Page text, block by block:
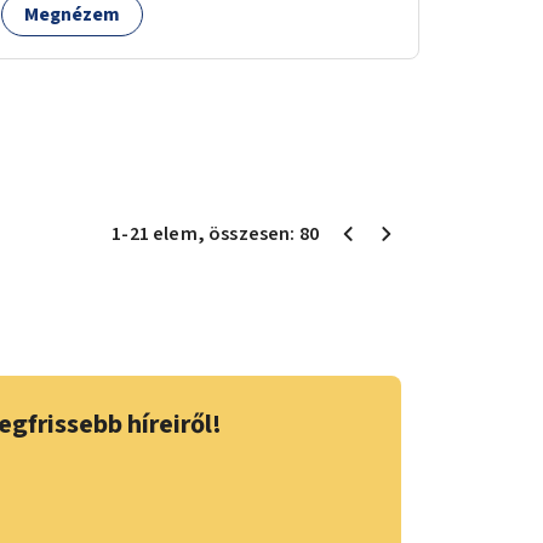
Megnézem
1-21 elem, összesen: 80
híreiről!